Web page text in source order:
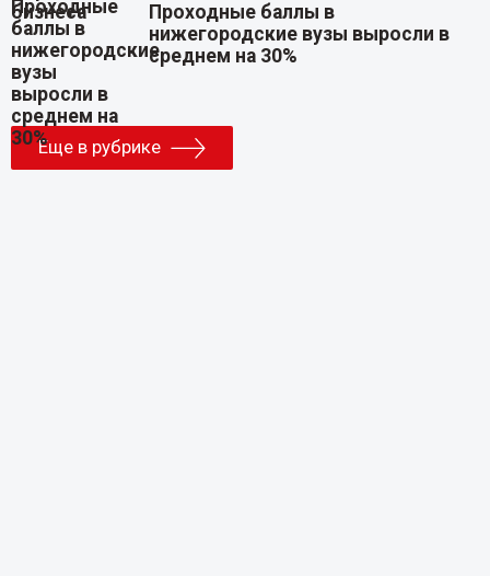
Проходные баллы в
нижегородские вузы выросли в
среднем на 30%
Еще в рубрике